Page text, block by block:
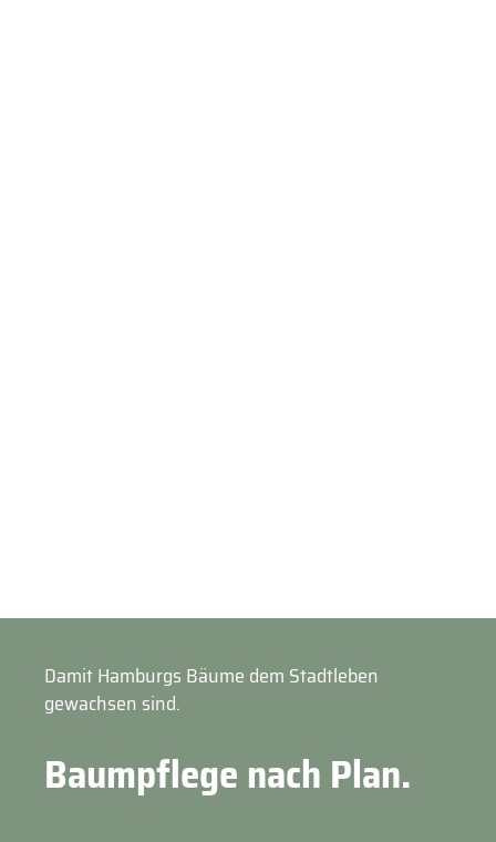
Damit Hamburgs Bäume dem Stadtleben
gewachsen sind.
Baumpflege nach Plan.